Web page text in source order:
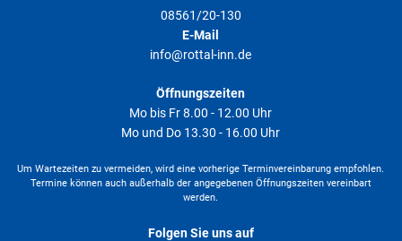
08561/20-130
E-Mail
info@rottal-inn.de
Öffnungszeiten
Mo bis Fr 8.00 - 12.00 Uhr
Mo und Do 13.30 - 16.00 Uhr
Um Wartezeiten zu vermeiden, wird eine vorherige Terminvereinbarung empfohlen.
Termine können auch außerhalb der angegebenen Öffnungszeiten vereinbart
werden.
Folgen Sie uns auf